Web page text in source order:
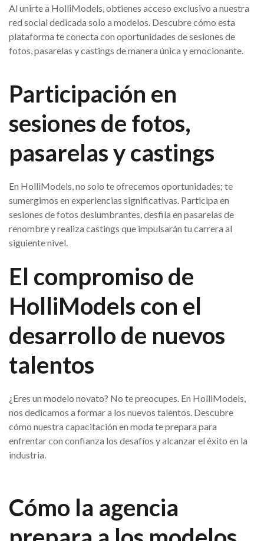
Al unirte a HolliModels, obtienes acceso exclusivo a nuestra
red social dedicada solo a modelos. Descubre cómo esta
plataforma te conecta con oportunidades de sesiones de
fotos, pasarelas y castings de manera única y emocionante.
Participación en
sesiones de fotos,
pasarelas y castings
En HolliModels, no solo te ofrecemos oportunidades; te
sumergimos en experiencias significativas. Participa en
sesiones de fotos deslumbrantes, desfila en pasarelas de
renombre y realiza castings que impulsarán tu carrera al
siguiente nivel.
El compromiso de
HolliModels con el
desarrollo de nuevos
talentos
¿Eres un modelo novato? No te preocupes. En HolliModels,
nos dedicamos a formar a los nuevos talentos. Descubre
cómo nuestra capacitación en moda te prepara para
enfrentar con confianza los desafíos y alcanzar el éxito en la
industria.
Cómo la agencia